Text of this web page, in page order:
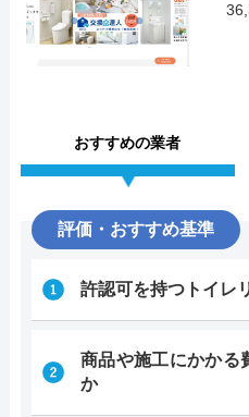
おすすめの業者
評価・おすすめ基準
許認可を持つトイレ
商品や施工にかかる
か